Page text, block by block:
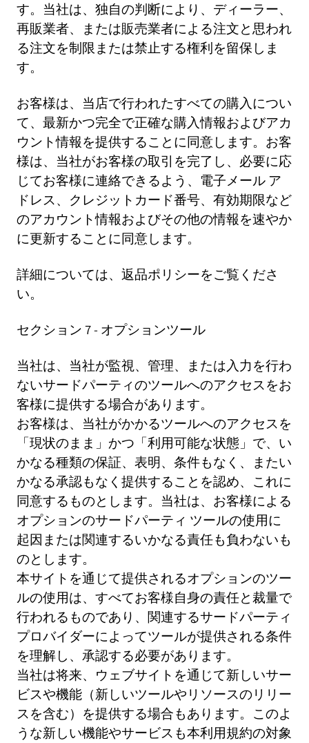
す。当社は、独自の判断により、ディーラー、
再販業者、または販売業者による注文と思われ
る注文を制限または禁止する権利を留保しま
す。
お客様は、当店で行われたすべての購入につい
て、最新かつ完全で正確な購入情報およびアカ
ウント情報を提供することに同意します。お客
様は、当社がお客様の取引を完了し、必要に応
じてお客様に連絡できるよう、電子メール ア
ドレス、クレジットカード番号、有効期限など
のアカウント情報およびその他の情報を速やか
に更新することに同意します。
詳細については、返品ポリシーをご覧くださ
い。
セクション 7 - オプションツール
当社は、当社が監視、管理、または入力を行わ
ないサードパーティのツールへのアクセスをお
客様に提供する場合があります。
お客様は、当社がかかるツールへのアクセスを
「現状のまま」かつ「利用可能な状態」で、い
かなる種類の保証、表明、条件もなく、またい
かなる承認もなく提供することを認め、これに
同意するものとします。当社は、お客様による
オプションのサードパーティ ツールの使用に
起因または関連するいかなる責任も負わないも
のとします。
本サイトを通じて提供されるオプションのツー
ルの使用は、すべてお客様自身の責任と裁量で
行われるものであり、関連するサードパーティ
プロバイダーによってツールが提供される条件
を理解し、承認する必要があります。
当社は将来、ウェブサイトを通じて新しいサー
ビスや機能（新しいツールやリソースのリリー
スを含む）を提供する場合もあります。このよ
うな新しい機能やサービスも本利用規約の対象